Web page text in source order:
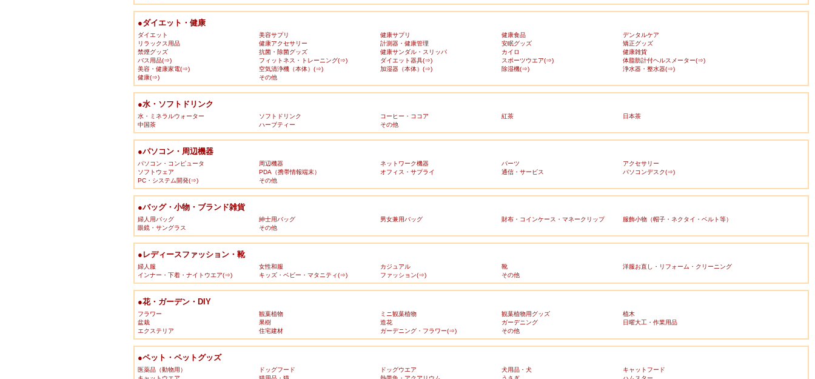
●ダイエット・健康
ダイエット 美容サプリ 健康サプリ 健康食品
デンタルケア
リラックス用品
健康アクセサリー 計測器・健康管理 安眠グッズ
矯正グッズ
禁煙グッズ
抗菌・除菌グッズ 健康サンダル・スリッパ カイロ
健康雑貨
バス用品(⇒)
フィットネス・トレーニング(⇒) ダイエット器具(⇒) スポーツウエア(⇒)
体脂肪計付ヘルスメーター(⇒)
美容・健康家電(⇒)
空気清浄機（本体）(⇒) 加湿器（本体）(⇒) 除湿機(⇒)
浄水器・整水器(⇒)
健康(⇒)
その他
●水・ソフトドリンク
水・ミネラルウォーター ソフトドリンク コーヒー・ココア 紅茶
日本茶
中国茶
ハーブティー その他
●パソコン・周辺機器
パソコン・コンピュータ 周辺機器 ネットワーク機器 パーツ
アクセサリー
ソフトウェア
PDA（携帯情報端末） オフィス・サプライ 通信・サービス
パソコンデスク(⇒)
PC・システム開発(⇒)
その他
●バッグ・小物・ブランド雑貨
婦人用バッグ 紳士用バッグ 男女兼用バッグ 財布・コインケース・マネークリップ
服飾小物（帽子・ネクタイ・ベルト等）
眼鏡・サングラス
その他
●レディースファッション・靴
婦人服 女性和服 カジュアル 靴
洋服お直し・リフォーム・クリーニング
インナー・下着・ナイトウエア(⇒)
キッズ・ベビー・マタニティ(⇒) ファッション(⇒) その他
●花・ガーデン・DIY
フラワー 観葉植物 ミニ観葉植物 観葉植物用グッズ
植木
盆栽
果樹 造花 ガーデニング
日曜大工・作業用品
エクステリア
住宅建材 ガーデニング・フラワー(⇒) その他
●ペット・ペットグッズ
医薬品（動物用） ドッグフード ドッグウエア 犬用品・犬
キャットフード